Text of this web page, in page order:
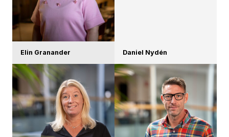
Elin Granander Daniel Nydén